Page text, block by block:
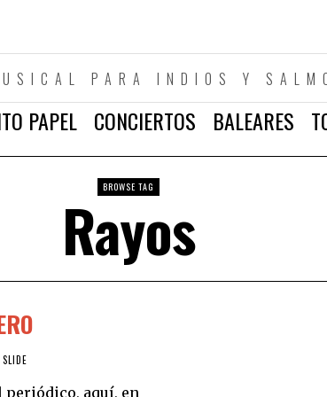
PARA INDIOS Y
PAPEL CONCIERTOS BALEARES
BROWSE TAG
Rayos
periódico, aquí, en